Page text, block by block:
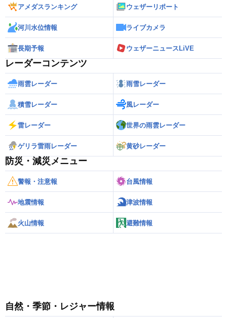
アメダスランキング ウェザーリポート
河川水位情報 ライブカメラ
長期予報 ウェザーニュースLiVE
レーダーコンテンツ
雨雲レーダー 雨雪レーダー
積雪レーダー 風レーダー
雷レーダー 世界の雨雲レーダー
ゲリラ雷雨レーダー 黄砂レーダー
防災・減災メニュー
警報・注意報 台風情報
地震情報 津波情報
火山情報 避難情報
自然・季節・レジャー情報